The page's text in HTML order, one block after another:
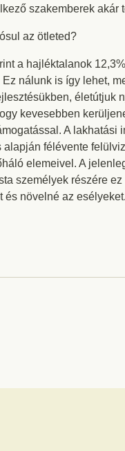
szakemberek akár
az ötleted?
a hajléktalanok
nálunk is így lehet,
életútjuk
kevesebben
A
alapján félévente
elemeivel. A
személyek részére
és növelné az esélyeket.